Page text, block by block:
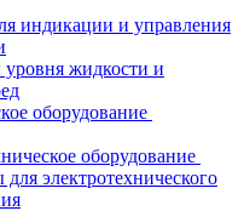
индикации и управления
уровня жидкости и
оборудование
оборудование
для электротехнического